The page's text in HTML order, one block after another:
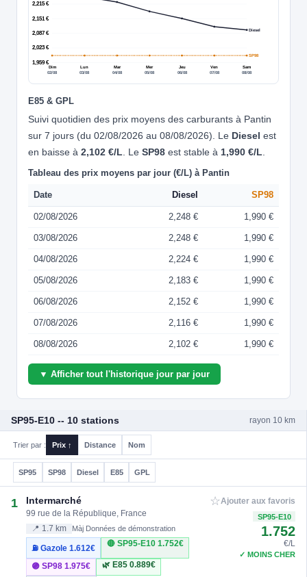
1,959 €
2,023 €
2,087 €
2,151 €
2,215 €
Dim
02/08
Lun
03/08
Mar
04/08
Mer
05/08
Jeu
06/08
Ven
07/08
Sam
08/08
Diesel
SP98
E85 & GPL
Suivi quotidien des prix moyens des carburants à Pantin
sur 7 jours (du 02/08/2026 au 08/08/2026). Le Diesel est
en baisse à 2,102 €/L . Le SP98 est stable à 1,990 €/L
Tableau des prix moyens par jour (€/L) à Pantin
Date Diesel SP98
02/08/2026 2,248 € 1,990 €
03/08/2026 2,248 € 1,990 €
04/08/2026 2,224 € 1,990 €
05/08/2026 2,183 € 1,990 €
06/08/2026 2,152 € 1,990 €
07/08/2026 2,116 € 1,990 €
08/08/2026 2,102 € 1,990 €
▼ Afficher tout l'historique jour par jour
SP95-E10 -- 10 stations rayon 10 km
Trier par : Prix ↑ Distance Nom
SP95 SP98 Diesel E85 GPL
1 Intermarché
99 rue de la République, France
📍 1.7 km Màj Données de démonstration
⛽ Gazole1.612€
🔴 SP95-E10 1.752€
🟣 SP981.975€ 🌿 E85 0.889€
☆Ajouter aux favoris
SP95-E10
1.752
€/L
✓ MOINS CHER